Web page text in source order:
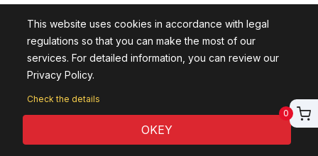
0
kredisinin %50’sinden fazlasını gerektirmesi,
c) İlgili yükseköğretim kurumunun sahte veya gerçeğe
aykırı belge düzenlediğinin tespit edilmiş olması.
Mezuniyet tanıma belgesi ve diploma denklik belgesi
başvurularının incelenmesi
MADDE 6 – (1) 5 inci maddeye göre tanınan bir
This website uses cookies in accordance with legal
regulations so that you can make the most of our
services. For detailed information, you can review our
Privacy Policy.
Check the details
OKEY